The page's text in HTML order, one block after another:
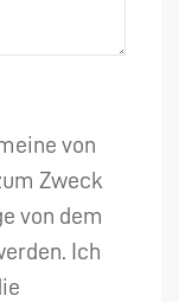
von
Zweck
von dem
Ich